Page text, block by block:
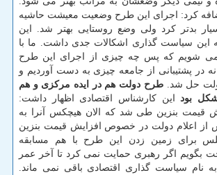
كرد: اجرای این طرح وضعیت معیشت حاشیه
بدتر كرد ولی وضع روستایی بهتر شد. این
این سیاست گذاری اشكالات جدی داشت. ما با
شویم كه پس چه چیزی از اجرای این طرح
پشتیبانی از جامعه چیزی به دست آوردیم و
حل شد.طرح دولت هم در ایده مركزی و هم
بوداین كارشناس اقتصادی اظهار داشت:
قیمت بنزین طی شد كه الان هیچكس آنرا به
از اعلام دولت در خصوص افزایش قیمت بنزین
برای زمین زدن این طرح با هم مسابقه
بگویم اگر رهبری حمایت نمی كرد تا آخر عمر
نام سیاست گذاری اقتصادی باقی نمی ماند.